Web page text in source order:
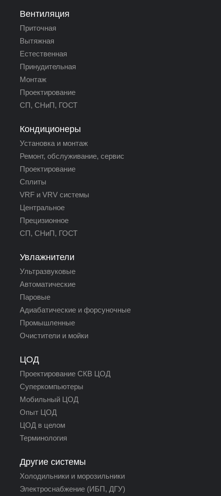
Вентиляция
Приточная
Вытяжная
Естественная
Принудительная
Монтаж
Проектирование
СП, СНиП, ГОСТ
Кондиционеры
Установка и монтаж
Ремонт, обслуживание, сервис
Проектирование
Сплиты
VRF и VRV системы
Центральное
Прецизионное
СП, СНиП, ГОСТ
Увлажнители
Ультразвуковые
Автоматические
Паровые
Адиабатические и форсуночные
Промышленные
Очистители и мойки
ЦОД
Проектирование СКВ ЦОД
Суперкомпьютеры
Мобильный ЦОД
Опыт ЦОД
ЦОД в целом
Терминология
Другие системы
Холодильники и морозильники
Электроснабжение (ИБП, ДГУ)